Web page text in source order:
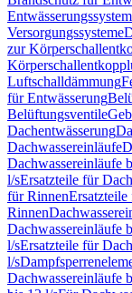
Versorgungssysteme
zur
Luftschalldämmung
für Entwässerung
Belüftungsventile
Dachentwässerung
Dachwassereinläufe
Dachwassereinläufe
l/sErsatzteile für
für Rinnen
Rinnen
Dachwassereinläufe
l/sErsatzteile für
l/s
Dachwassereinläufe